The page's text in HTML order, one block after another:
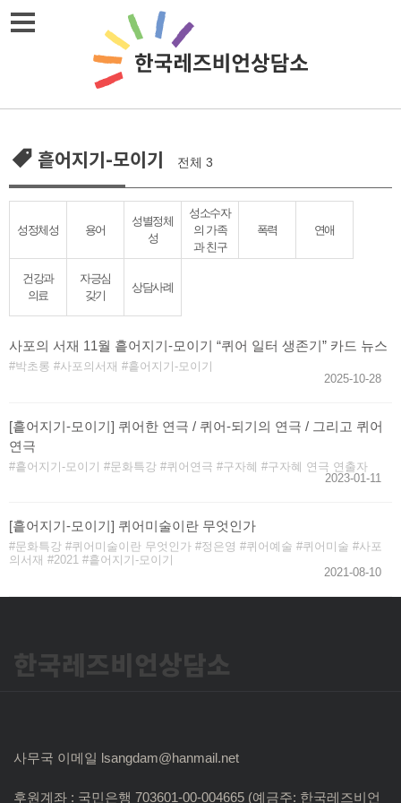
Skip
흩어지기-모이기 전체 3
성정체성 용어
성별정체
성
성소수자
의 가족
과 친구
폭력 연애
건강과
의료
자긍심
갖기
상담사례
사포의 서재 11월 흩어지기-모이기 “퀴어 일터 생존기” 카드 뉴스
박초롱 사포의서재
흩어지기-모이기
2025-10-28
[흩어지기-모이기] 퀴어한 연극 / 퀴어-되기의 연극 / 그리고 퀴어
연극￼
흩어지기-모이기 문화특강 퀴어연극 구자혜
구자혜 연극 연출자
2023-01-11
[흩어지기-모이기] 퀴어미술이란 무엇인가
문화특강 퀴어미술이란 무엇인가 정은영 퀴어예술 퀴어미술
사포
의서재
2021
흩어지기-모이기
2021-08-10
한국레즈비언상담소
사무국 이메일 lsangdam@hanmail.net
후원계좌 : 국민은행 703601-00-004665 (예금주: 한국레즈비언